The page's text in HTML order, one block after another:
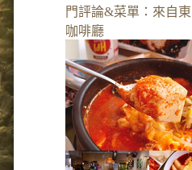
門評論&菜單：來自
咖啡廳